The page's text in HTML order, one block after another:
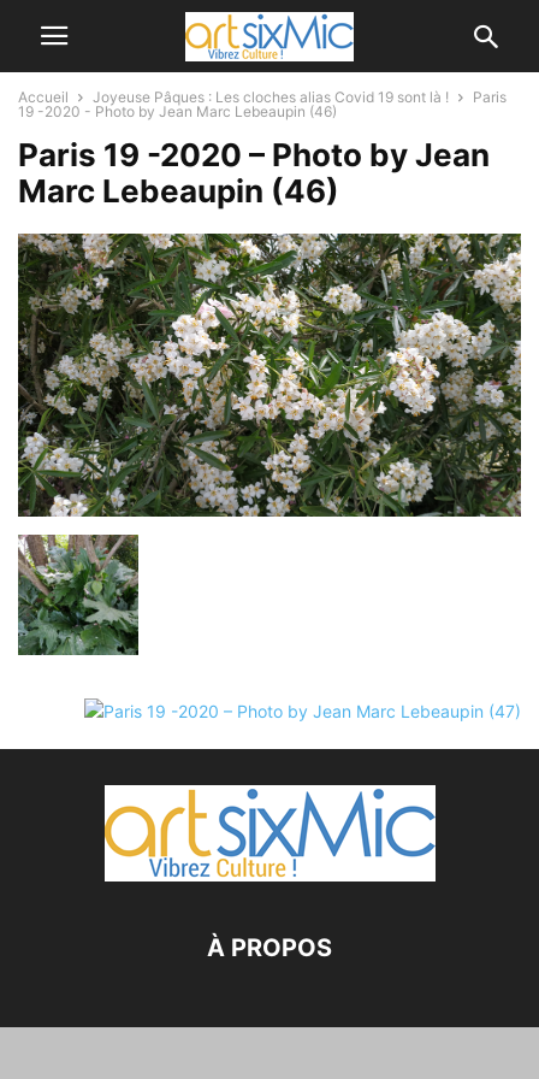
Accueil Joyeuse Pâques : Les cloches alias Covid 19 sont là !
Paris
19 -2020 - Photo by Jean Marc Lebeaupin (46)
Paris 19 -2020 – Photo by Jean
Marc Lebeaupin (46)
À PROPOS